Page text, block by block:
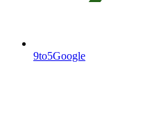
9to5Google